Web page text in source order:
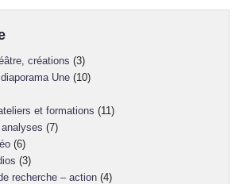
créations (3)
Une (10)
et formations (11)
(7)
(6)
(3)
recherche – action(4)